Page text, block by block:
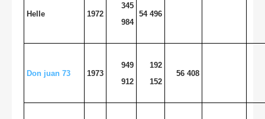
Helle 1972
345
984
54 496
Don juan 73 1973
949
912
192
152
56 408